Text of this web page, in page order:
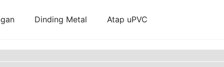
Dinding Metal Atap uPVC